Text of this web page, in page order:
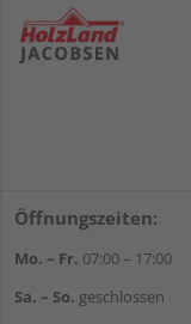
Öffnungszeiten:
Mo. – Fr. 07:00 – 17:00
Sa. – So. geschlossen